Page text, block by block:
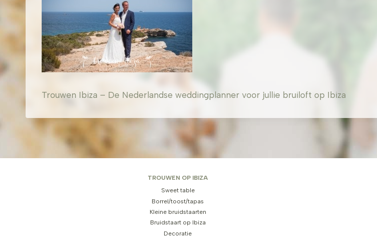
Trouwen Ibiza – De Nederlandse weddingplanner voor jullie bruiloft op Ibiza
TROUWEN OP IBIZA
Sweet table
Borrel/toost/tapas
Kleine bruidstaarten
Bruidstaart op Ibiza
Decoratie